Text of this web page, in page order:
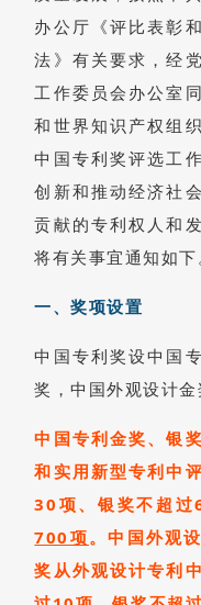
办公厅《评比表彰
法》有关要求，经
工作委员会办公室
和世界知识产权组
中国专利奖评选工
创新和推动经济社
贡献的专利权人和
将有关事宜通知如下
一、奖项设置
中国专利奖设中国
奖，中国外观设计金
中国专利金奖、银
和实用新型专利中
30项、银奖不超过
700项。中国外观
奖从外观设计专利